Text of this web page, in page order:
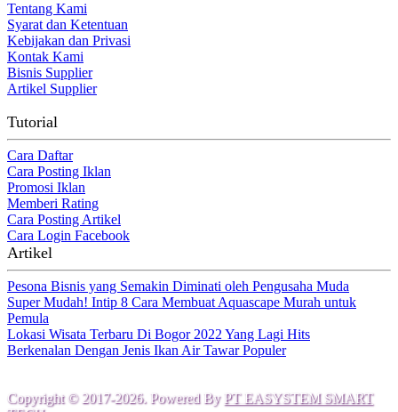
Tentang Kami
Syarat dan Ketentuan
Kebijakan dan Privasi
Kontak Kami
Bisnis Supplier
Artikel Supplier
Tutorial
Cara Daftar
Cara Posting Iklan
Promosi Iklan
Memberi Rating
Cara Posting Artikel
Cara Login Facebook
Artikel
Pesona Bisnis yang Semakin Diminati oleh Pengusaha Muda
Super Mudah! Intip 8 Cara Membuat Aquascape Murah untuk
Pemula
Lokasi Wisata Terbaru Di Bogor 2022 Yang Lagi Hits
Berkenalan Dengan Jenis Ikan Air Tawar Populer
Copyright © 2017-2026. Powered By PT EASYSTEM SMART